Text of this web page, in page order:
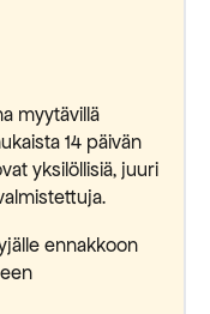
myytävillä
14 päivän
yksilöllisiä, juuri
ennakkoon